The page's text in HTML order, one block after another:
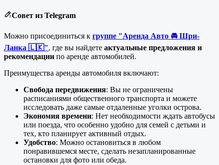
Совет из Telegram
Можно присоединиться к группе "Аренда Авто 🚘 Шри-
Ланка 🇱🇰", где вы найдете актуальные предложения и
рекомендации по аренде автомобилей.
Преимущества аренды автомобиля включают:
Свобода передвижения: Вы не ограничены
расписаниями общественного транспорта и можете
исследовать даже самые отдаленные уголки острова.
Экономия времени: Нет необходимости ждать автобусы
или поезда, что особенно удобно для семей с детьми и
тех, кто планирует активный отдых.
Удобство: Можно остановиться в любом
понравившемся месте, сделать незапланированные
остановки для фото или обеда.